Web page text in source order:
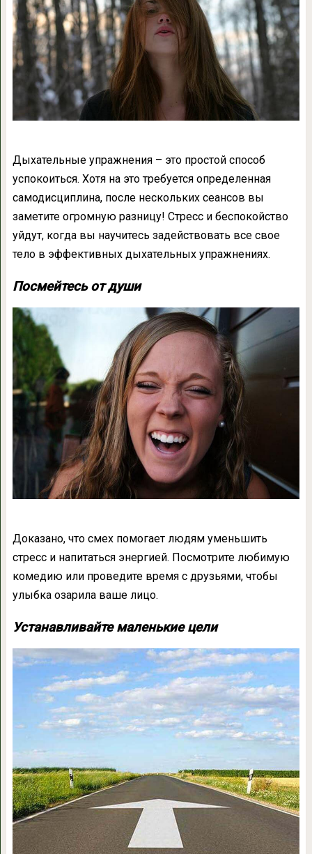
Дыхательные упражнения – это простой способ
успокоиться. Хотя на это требуется определенная
самодисциплина, после нескольких сеансов вы
заметите огромную разницу! Стресс и беспокойство
уйдут, когда вы научитесь задействовать все свое
тело в эффективных дыхательных упражнениях.
Посмейтесь от души
Доказано, что смех помогает людям уменьшить
стресс и напитаться энергией. Посмотрите любимую
комедию или проведите время с друзьями, чтобы
улыбка озарила ваше лицо.
Устанавливайте маленькие цели